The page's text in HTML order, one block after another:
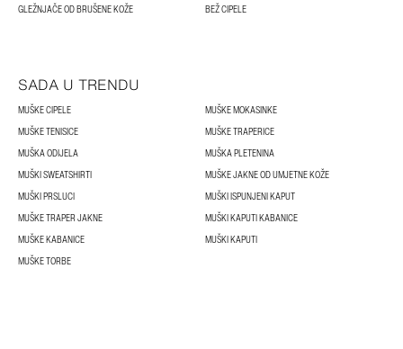
GLEŽNJAČE OD BRUŠENE KOŽE
BEŽ CIPELE
SADA U TRENDU
MUŠKE CIPELE
MUŠKE MOKASINKE
MUŠKE TENISICE
MUŠKE TRAPERICE
MUŠKA ODIJELA
MUŠKA PLETENINA
MUŠKI SWEATSHIRTI
MUŠKE JAKNE OD UMJETNE KOŽE
MUŠKI PRSLUCI
MUŠKI ISPUNJENI KAPUT
MUŠKE TRAPER JAKNE
MUŠKI KAPUTI KABANICE
MUŠKE KABANICE
MUŠKI KAPUTI
MUŠKE TORBE